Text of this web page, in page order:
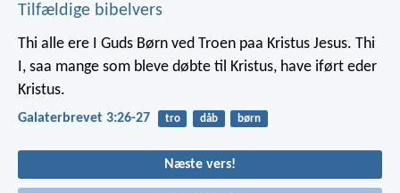
Tilfældige bibelvers
Thi alle ere I Guds Børn ved Troen paa Kristus Jesus. Thi
I, saa mange som bleve døbte til Kristus, have iført eder
Kristus.
Galaterbrevet 3:26-27 tro dåb børn
Næste vers!